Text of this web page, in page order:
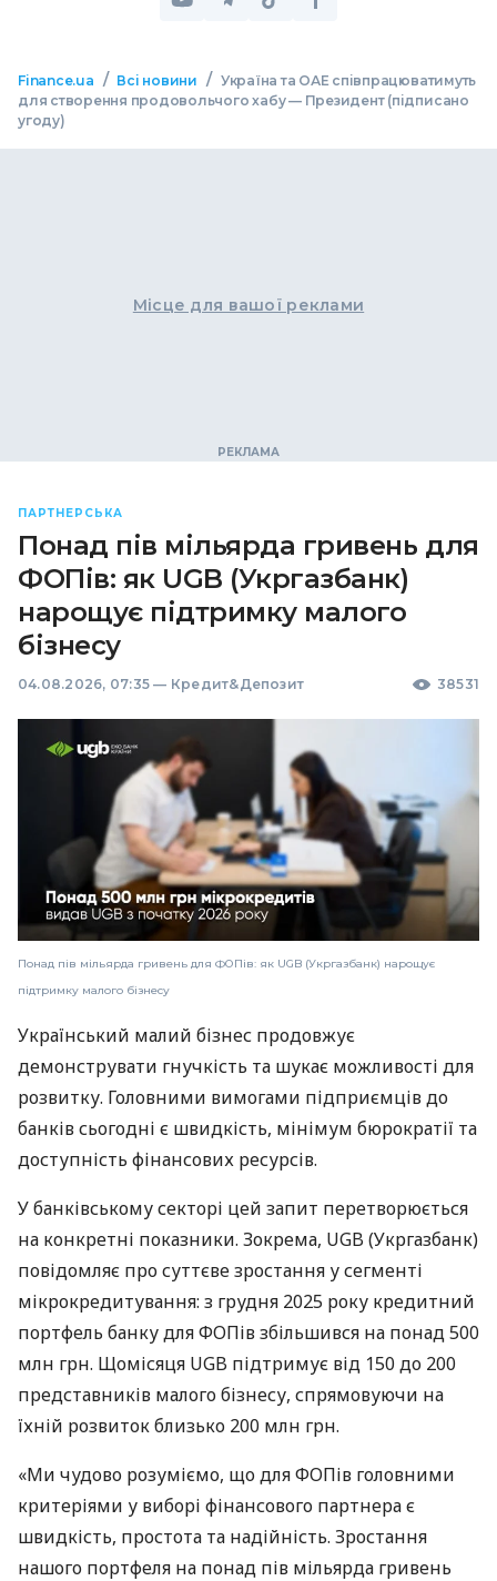
Finance.ua / Всі новини / Україна та ОАЕ співпрацюватимуть
для створення продовольчого хабу — Президент (підписано
угоду)
Місце для вашої реклами
ПАРТНЕРСЬКА
Понад пів мільярда гривень для
ФОПів: як UGB (Укргазбанк)
нарощує підтримку малого
бізнесу
04.08.2026, 07:35 — Кредит&Депозит 38531
Понад пів мільярда гривень для ФОПів: як UGB (Укргазбанк) нарощує
підтримку малого бізнесу
Український малий бізнес продовжує
демонструвати гнучкість та шукає можливості для
розвитку. Головними вимогами підприємців до
банків сьогодні є швидкість, мінімум бюрократії та
доступність фінансових ресурсів.
У банківському секторі цей запит перетворюється
на конкретні показники. Зокрема, UGB (Укргазбанк)
повідомляє про суттєве зростання у сегменті
мікрокредитування: з грудня 2025 року кредитний
портфель банку для ФОПів збільшився на понад 500
млн грн. Щомісяця UGB підтримує від 150 до 200
представників малого бізнесу, спрямовуючи на
їхній розвиток близько 200 млн грн.
«Ми чудово розуміємо, що для ФОПів головними
критеріями у виборі фінансового партнера є
швидкість, простота та надійність. Зростання
нашого портфеля на понад пів мільярда гривень